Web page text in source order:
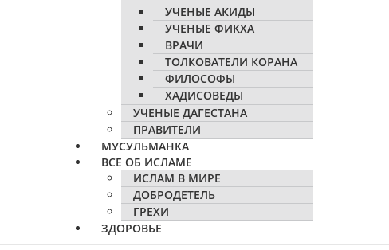
УЧЕНЫЕ АКИДЫ
УЧЕНЫЕ ФИКХА
ВРАЧИ
ТОЛКОВАТЕЛИ КОРАНА
ФИЛОСОФЫ
ХАДИСОВЕДЫ
УЧЕНЫЕ ДАГЕСТАНА
ПРАВИТЕЛИ
МУСУЛЬМАНКА
ВСЕ ОБ ИСЛАМЕ
ИСЛАМ В МИРЕ
ДОБРОДЕТЕЛЬ
ГРЕХИ
ЗДОРОВЬЕ